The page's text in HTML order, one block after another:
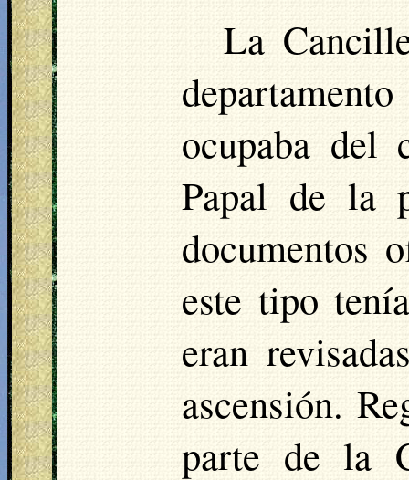
La
ocupaba del
Papal de la
documentos
este tipo
eran
ascensión.
parte de la